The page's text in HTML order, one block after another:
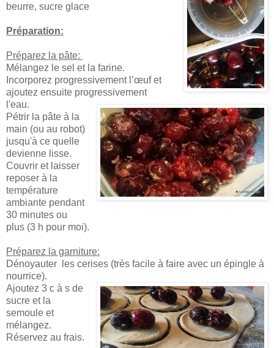
beurre, sucre glace
Préparation:
Préparez la pâte:
Mélangez le sel et la farine.
Incorporez progressivement l’œuf et
ajoutez ensuite progressivement
l'eau.
Pétrir la pâte à la
main (ou au robot)
jusqu'à ce quelle
devienne lisse.
Couvrir et laisser
reposer à la
température
ambiante pendant
30 minutes ou
plus (3 h pour moi).
Préparez la garniture:
Dénoyauter les cerises (très facile à faire avec un épingle à
nourrice).
Ajoutez 3 c à s de
sucre et la
semoule et
mélangez.
Réservez au frais.